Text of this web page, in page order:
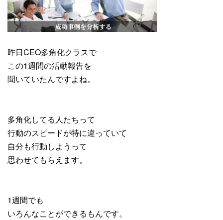
昨日CEO多角化クラスで
この1週間の活動報告を
聞いていたんですよね。
多角化してる人たちって
行動のスピードが特に違っていて
自分も行動しようって
思わせてもらえます。
1週間でも
いろんなことができるもんです。